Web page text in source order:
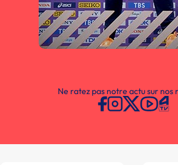
Ne ratez pas notre actu sur nos